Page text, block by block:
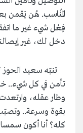
المُناسب. هُن يَقمن
فِعْل شيء غير ما
دخل لك، غير
تنبّه سعيد الحوز
تأمن في كل شيء..
وطار عقله،
بقوة وسرعة..
كله؟ أنا أكون